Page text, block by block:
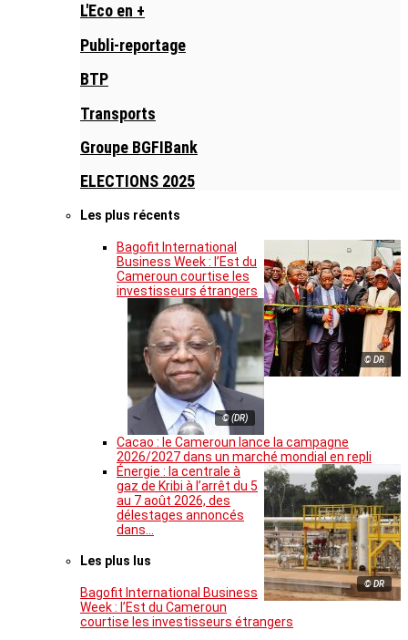
L'Eco en +
Publi-reportage
BTP
Transports
Groupe BGFIBank
ELECTIONS 2025
Les plus récents
© DR
Bagofit International
Business Week : l’Est du
Cameroun courtise les
investisseurs étrangers
© (DR)
Cacao : le Cameroun lance la campagne
2026/2027 dans un marché mondial en repli
© DR
Énergie : la centrale à
gaz de Kribi à l’arrêt du 5
au 7 août 2026, des
délestages annoncés
dans…
Les plus lus
Bagofit International Business
Week : l’Est du Cameroun
courtise les investisseurs étrangers